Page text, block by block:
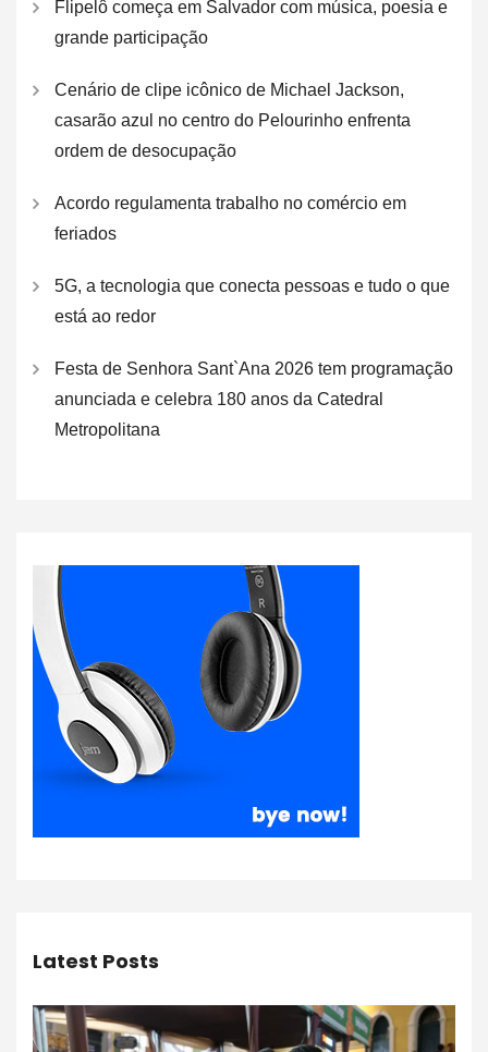
Flipelô começa em Salvador com música, poesia e
grande participação
Cenário de clipe icônico de Michael Jackson,
casarão azul no centro do Pelourinho enfrenta
ordem de desocupação
Acordo regulamenta trabalho no comércio em
feriados
5G, a tecnologia que conecta pessoas e tudo o que
está ao redor
Festa de Senhora Sant`Ana 2026 tem programação
anunciada e celebra 180 anos da Catedral
Metropolitana
Latest Posts